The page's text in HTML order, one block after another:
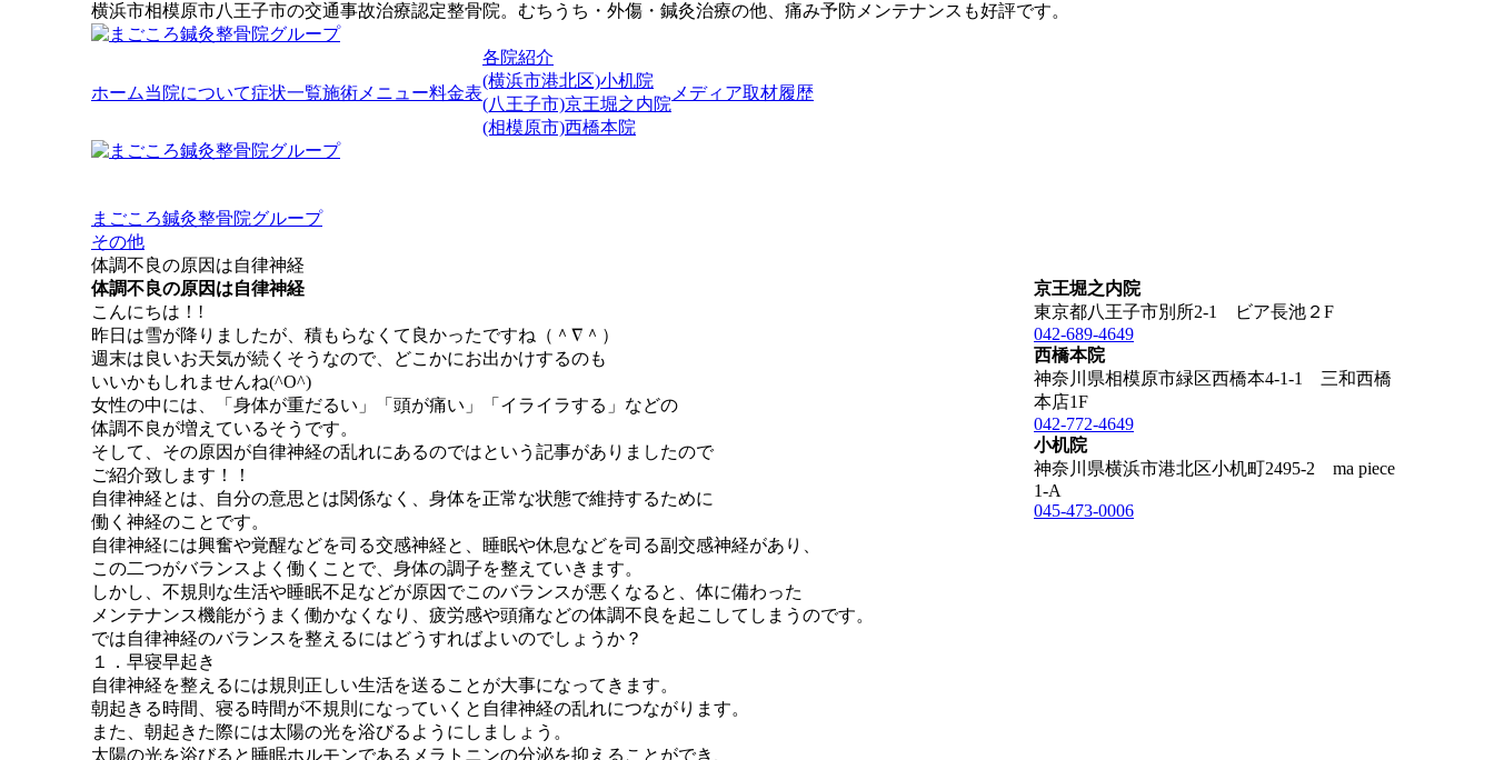
横浜市相模原市八王子市の交通事故治療認定整骨院。むちうち・外傷・鍼灸治療の他、痛み予防メンテナンスも好評です。
ホーム当院について症状一覧施術メニュー料金表
各院紹介
(横浜市港北区)小机院
(八王子市)京王堀之内院
(相模原市)西橋本院
メディア取材履歴
まごころ鍼灸整骨院グループ
その他
体調不良の原因は自律神経
体調不良の原因は自律神経
こんにちは！!
昨日は雪が降りましたが、積もらなくて良かったですね（＾∇＾）
週末は良いお天気が続くそうなので、どこかにお出かけするのも
いいかもしれませんね(^O^)
女性の中には、「身体が重だるい」「頭が痛い」「イライラする」などの
体調不良が増えているそうです。
そして、その原因が自律神経の乱れにあるのではという記事がありましたので
ご紹介致します！！
自律神経とは、自分の意思とは関係なく、身体を正常な状態で維持するために
働く神経のことです。
自律神経には興奮や覚醒などを司る交感神経と、睡眠や休息などを司る副交感神経があり、
この二つがバランスよく働くことで、身体の調子を整えていきます。
しかし、不規則な生活や睡眠不足などが原因でこのバランスが悪くなると、体に備わった
メンテナンス機能がうまく働かなくなり、疲労感や頭痛などの体調不良を起こしてしまうのです。
では自律神経のバランスを整えるにはどうすればよいのでしょうか？
１．早寝早起き
自律神経を整えるには規則正しい生活を送ることが大事になってきます。
朝起きる時間、寝る時間が不規則になっていくと自律神経の乱れにつながります。
また、朝起きた際には太陽の光を浴びるようにしましょう。
太陽の光を浴びると睡眠ホルモンであるメラトニンの分泌を抑えることができ、
京王堀之内院
東京都八王子市別所2-1 ビア長池２F
042-689-4649
西橋本院
神奈川県相模原市緑区西橋本4-1-1 三和西橋
本店1F
042-772-4649
小机院
神奈川県横浜市港北区小机町2495-2 ma piece
1-A
045-473-0006